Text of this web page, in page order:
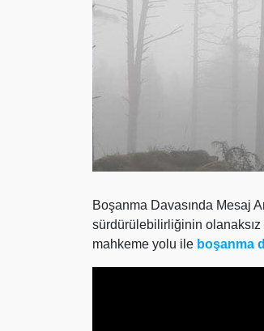
Boşanma Davasında Mesaj
sürdürülebilirliğinin
mahkeme yolu ile boşanma